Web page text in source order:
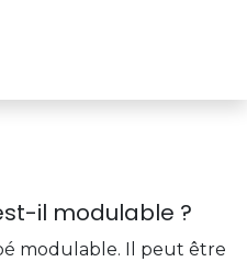
il modulable ?
modulable. Il peut être